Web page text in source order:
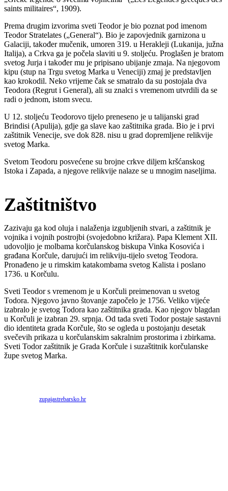
saints militaires“, 1909).
Prema drugim izvorima sveti Teodor je bio poznat pod imenom
Teodor Stratelates („General“). Bio je zapovjednik garnizona u
Galaciji, također mučenik, umoren 319. u Herakleji (Lukanija, južna
Italija), a Crkva ga je počela slaviti u 9. stoljeću. Proglašen je bratom
svetog Jurja i također mu je pripisano ubijanje zmaja. Na njegovom
kipu (stup na Trgu svetog Marka u Veneciji) zmaj je predstavljen
kao krokodil. Neko vrijeme čak se smatralo da su postojala dva
Teodora (Regrut i General), ali su znalci s vremenom utvrdili da se
radi o jednom, istom svecu.
U 12. stoljeću Teodorovo tijelo preneseno je u talijanski grad
Brindisi (Apulija), gdje ga slave kao zaštitnika grada. Bio je i prvi
zaštitnik Venecije, sve dok 828. nisu u grad dopremljene relikvije
svetog Marka.
Svetom Teodoru posvećene su brojne crkve diljem kršćanskog
Istoka i Zapada, a njegove relikvije nalaze se u mnogim naseljima.
Zaštitništvo
Zazivaju ga kod oluja i nalaženja izgubljenih stvari, a zaštitnik je
vojnika i vojnih postrojbi (svojedobno križara). Papa Klement XII.
udovoljio je molbama korčulanskog biskupa Vinka Kosovića i
građana Korčule, darujući im relikviju-tijelo svetog Teodora.
Pronađeno je u rimskim katakombama svetog Kalista i poslano
1736. u Korčulu.
Sveti Teodor s vremenom je u Korčuli preimenovan u svetog
Todora. Njegovo javno štovanje započelo je 1756. Veliko vijeće
izabralo je svetog Todora kao zaštitnika grada. Kao njegov blagdan
u Korčuli je izabran 29. srpnja. Od tada sveti Todor postaje sastavni
dio identiteta grada Korčule, što se ogleda u postojanju desetak
svečevih prikaza u korčulanskim sakralnim prostorima i zbirkama.
Sveti Todor zaštitnik je Grada Korčule i suzaštitnik korčulanske
župe svetog Marka.
Izvor:zupajastrebarsko.hr